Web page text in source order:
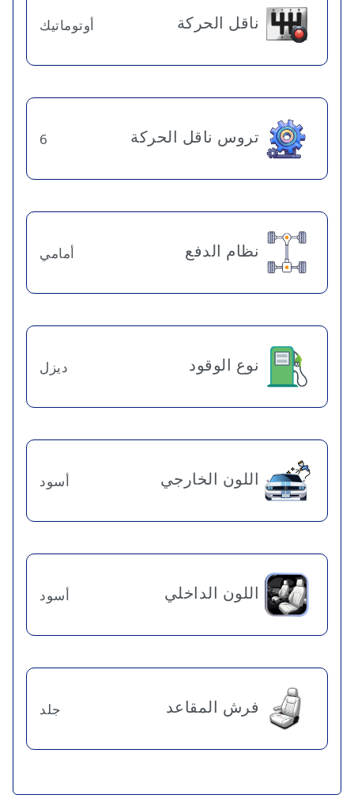
ناقل الحركة أوتوماتيك
تروس ناقل الحركة 6
نظام الدفع أمامي
نوع الوقود ديزل
اللون الخارجي أسود
اللون الداخلي أسود
فرش المقاعد جلد